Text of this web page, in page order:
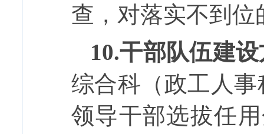
查，对落实不到
10.干部队伍建
综合科（政工人
领导干部选拔任